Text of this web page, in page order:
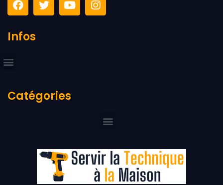
Infos
Catégories